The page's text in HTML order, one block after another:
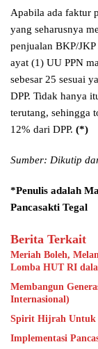
Apabila ada faktur
yang seharusnya
penjualan BKP/
ayat (1) UU PPN
sebesar 25 sesuai
DPP. Tidak hanya
terutang, sehingga
12% dari DPP. (*)
Sumber: Dikutip
*Penulis adalah
Pancasakti Tegal
Berita Terkait
Meriah Boleh,
Lomba HUT RI
Membangun
Internasional)
Spirit Hijrah Untuk
Implementasi